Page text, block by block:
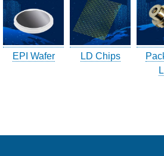
聯絡我們
滿意度調查表
訪客登記
EPI Wafer LD Chips